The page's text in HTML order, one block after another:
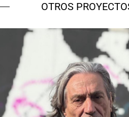
OTROS
NOU
Campañas culturales